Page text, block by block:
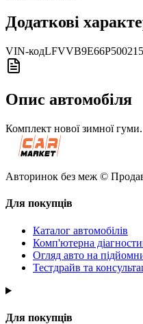
Додаткові
VIN-код
Опис автомобіля
Комплект нової зимної гуми.
Авторинок без меж ©
Для покупців
Каталог автомобілів
Комп'ютерна
Огляд авто на
Тестдрайв та
Для покупців